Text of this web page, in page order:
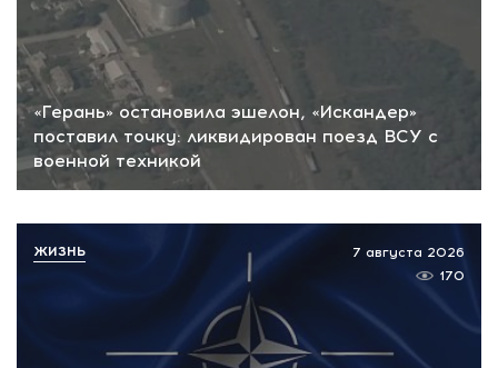
«Герань» остановила эшелон, «Искандер»
поставил точку: ликвидирован поезд ВСУ с
военной техникой
7 августа 2026
170
ЖИЗНЬ